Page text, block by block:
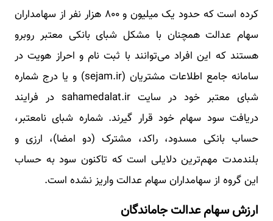
کرده است که حدود یک میلیون و ۸۰۰ هزار نفر از سهامداران
سهام عدالت همچنان با مشکل شبای بانکی معتبر روبرو
هستند که این افراد می‌توانند با ثبت نام و احراز هویت در
سامانه جامع اطلاعات مشتریان (sejam.ir) و یا درج شماره
شبای معتبر خود در سایت sahamedalat.ir در فرایند
دریافت سود سهام خود قرار گیرند. شماره شبای نامعتبر،
حساب بانکی مسدود، راکد، مشترک (دو امضا)، ارزی و
بلندمدت مهم‌ترین دلایلی است که تاکنون سود به حساب
این گروه از سهامداران سهام عدالت واریز نشده است.
ارزش سهام عدالت جاماندگان